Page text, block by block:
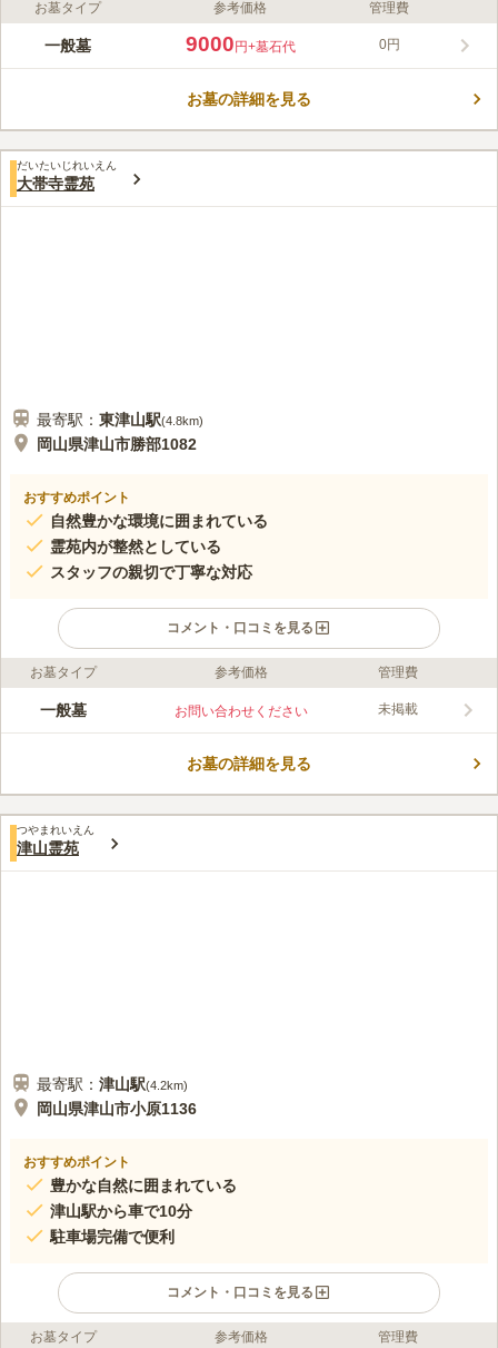
ライフドット編集部のコメント
日を遮る高い建物もなく、陽光が降り注ぐ明るい雰囲気のお墓で
お参りしやすいように墓地内はバリアフリー設計なので、安心し
口コミ評価
この霊園はまだ誰からも評価されていません。
お墓タイプ 参考価格 管理費
一般墓 9000 円+墓石代 0円
お墓の詳細を見る
だいたいじれいえん
大帯寺霊苑
最寄駅： 東津山駅(4.8km)
岡山県津山市勝部1082
おすすめポイント
自然豊かな環境に囲まれている
霊苑内が整然としている
スタッフの親切で丁寧な対応
コメント・口コミを見る
口コミ評価
この霊園はまだ誰からも評価されていません。
お墓タイプ 参考価格 管理費
一般墓 お問い合わせください 未掲載
お墓の詳細を見る
つやまれいえん
津山霊苑
最寄駅： 津山駅(4.2km)
岡山県津山市小原1136
おすすめポイント
豊かな自然に囲まれている
津山駅から車で10分
駐車場完備で便利
コメント・口コミを見る
お墓タイプ 参考価格 管理費